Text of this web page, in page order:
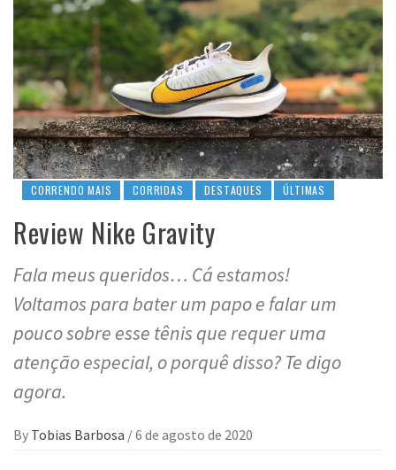
CORRENDO MAIS CORRIDAS DESTAQUES ÚLTIMAS
Review Nike Gravity
Fala meus queridos… Cá estamos!
Voltamos para bater um papo e falar um
pouco sobre esse tênis que requer uma
atenção especial, o porquê disso? Te digo
agora.
By Tobias Barbosa /6 de agosto de 2020